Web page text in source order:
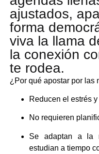
ajustados,
forma
viva la llama
la conexión
te rodea.
¿Por qué apostar por las
Reducen el estrés
No requieren
Se adaptan a la
estudian a tiempo